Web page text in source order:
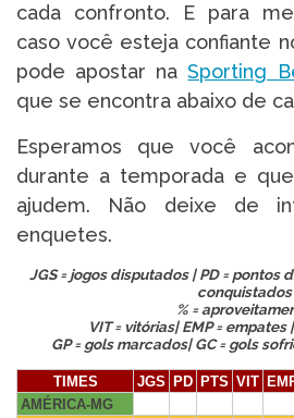
cada confronto. E para
caso você esteja confiante
pode apostar naSporting
que se encontra abaixo de
Esperamos que você
durante a temporada e
ajudem. Não deixe de
enquetes.
JGS = jogos disputados | PD = pontos
conquistados
% =
VIT = vitórias| EMP = empates
GP = gols marcados| GC = gols
TIMES JGS PD PTS VIT
AMÉRICA-MG